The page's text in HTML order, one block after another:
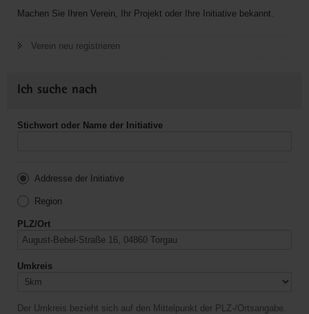
Machen Sie Ihren Verein, Ihr Projekt oder Ihre Initiative bekannt.
Verein neu registrieren
Ich suche nach
Stichwort oder Name der Initiative
Addresse der Initiative
Region
PLZ/Ort
Umkreis
Der Umkreis bezieht sich auf den Mittelpunkt der PLZ-/Ortsangabe.